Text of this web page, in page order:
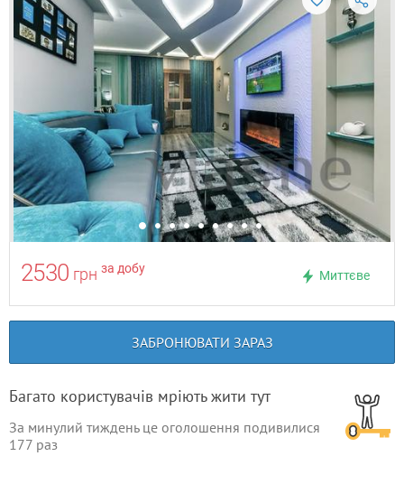
Миттєве
2530 грн за добу
ЗАБРОНЮВАТИ ЗАРАЗ
Багато користувачів мріють жити тут
За минулий тиждень це оголошення подивилися
177 раз